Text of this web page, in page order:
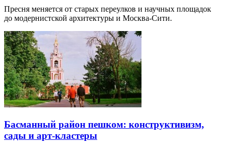
Пресня меняется от старых переулков и научных площадок
до модернистской архитектуры и Москва-Сити.
Басманный район пешком: конструктивизм,
сады и арт-кластеры